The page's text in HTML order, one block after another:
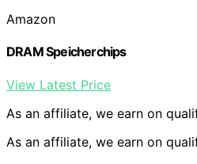
Amazon
DRAM Speicherchips
View Latest Price
As an affiliate, we earn on
As an affiliate, we earn on